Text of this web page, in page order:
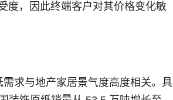
度，因此终端客户对其价格变化敏
求与地产家居景气度高度相关。具